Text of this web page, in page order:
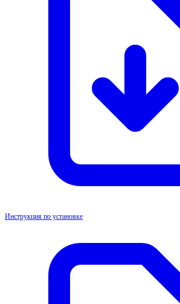
Инструкция по установке